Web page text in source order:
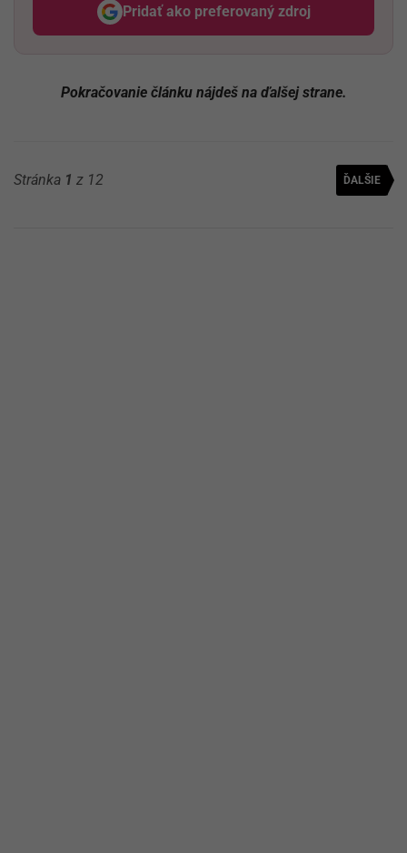
Pridať ako preferovaný zdroj
Odzadu, odkaz sa otvorí v
Pokračovanie článku nájdeš na ďalšej strane.
Stránka 1 z 12 ĎALŠIE